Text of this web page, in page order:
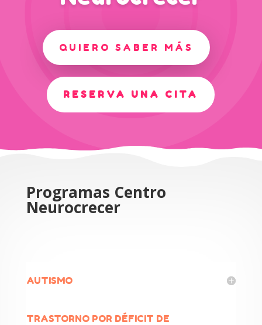
QUIERO SABER MÁS
RESERVA UNA CITA
Programas Centro
Neurocrecer
AUTISMO
TRASTORNO POR DÉFICIT DE